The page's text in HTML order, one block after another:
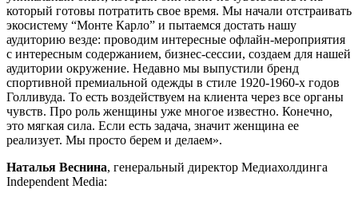
который готовы потратить свое время. Мы начали отстраивать
экосистему “Монте Карло” и пытаемся достать нашу
аудиторию везде: проводим интересные офлайн-мероприятия
с интересным содержанием, бизнес-сессии, создаем для нашей
аудитории окружение. Недавно мы выпустили бренд
спортивной премиальной одежды в стиле 1920-1960-х годов
Голливуда. То есть воздействуем на клиента через все органы
чувств. Про роль женщины уже многое известно. Конечно,
это мягкая сила. Если есть задача, значит женщина ее
реализует. Мы просто берем и делаем».
Наталья Веснина, генеральный директор Медиахолдинга
Independent Media: